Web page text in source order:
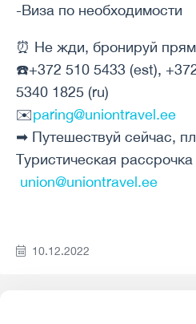
-Виза по необходимости
⏰ Не жди, бронируй
☎️+372 510 5433 (est),
5340 1825 (ru)
✉️paring@uniontravel.ee
➡ Путешествуй сейчас,
Туристическая
union@uniontravel.ee
10.12.2022